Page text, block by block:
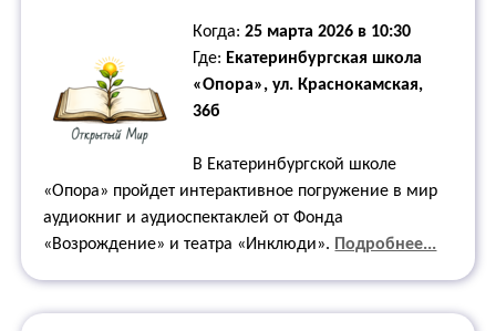
Когда: 25 марта 2026 в 10:30
Где: Екатеринбургская школа
«Опора», ул. Краснокамская,
36б
В Екатеринбургской школе
«Опора» пройдет интерактивное погружение в мир
аудиокниг и аудиоспектаклей от Фонда
«Возрождение» и театра «Инклюди». Подробнее...